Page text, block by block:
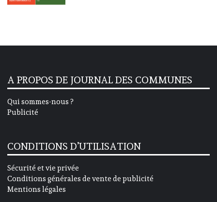
A PROPOS DE JOURNAL DES COMMUNES
Qui sommes-nous ?
Publicité
CONDITIONS D’UTILISATION
Sécurité et vie privée
Conditions générales de vente de publicité
Mentions légales